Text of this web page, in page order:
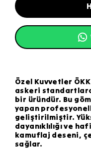
Özel Kuvvetler
askeri
bir üründür. Bu
yapan
geliştirilmiştir.
dayanıklılığı ve
kamuflaj deseni,
sağlar.